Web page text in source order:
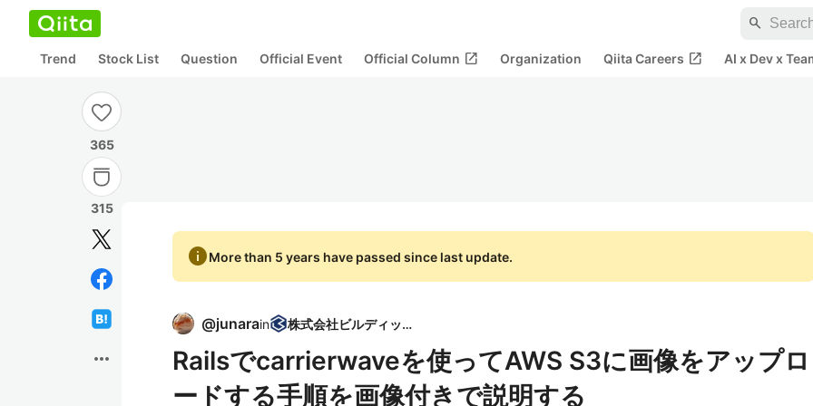
search
Trend Stock List Question Official Event Official Column open_in_new Organization Qiita Careers open_in_new AI x Dev x
365
315
more_horiz
infoMore than 5 years have passed since last update.
@junarain 株式会社ビルディット
Railsでcarrierwaveを使ってAWS S3に画像をアップロ
ードする手順を画像付きで説明する